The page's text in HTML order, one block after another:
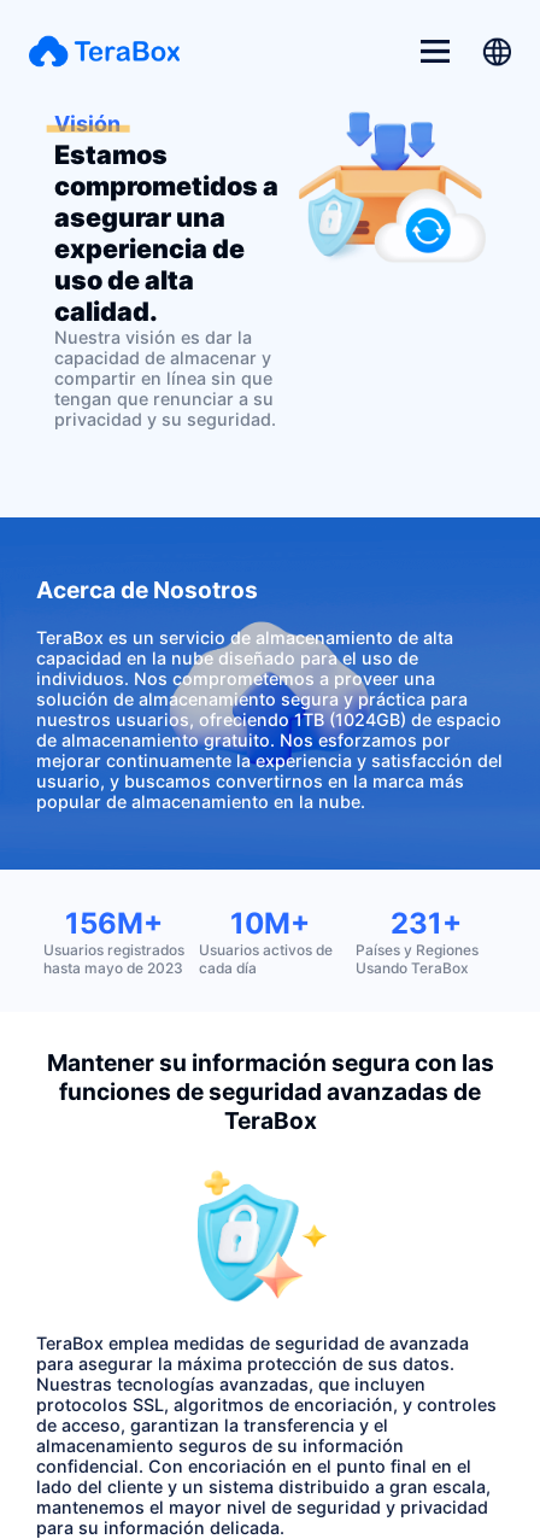
Visión
Estamos
comprometidos a
asegurar una
experiencia de
uso de alta
calidad.
Nuestra visión es dar la
capacidad de almacenar y
compartir en línea sin que
tengan que renunciar a su
privacidad y su seguridad.
Acerca de Nosotros
TeraBox es un servicio de almacenamiento de alta
capacidad en la nube diseñado para el uso de
individuos. Nos comprometemos a proveer una
solución de almacenamiento segura y práctica para
nuestros usuarios, ofreciendo 1TB (1024GB) de espacio
de almacenamiento gratuito. Nos esforzamos por
mejorar continuamente la experiencia y satisfacción del
usuario, y buscamos convertirnos en la marca más
popular de almacenamiento en la nube.
156M+
Usuarios registrados
hasta mayo de 2023
10M+
Usuarios activos de
cada día
231+
Países y Regiones
Usando TeraBox
Mantener su información segura con las
funciones de seguridad avanzadas de
TeraBox
TeraBox emplea medidas de seguridad de avanzada
para asegurar la máxima protección de sus datos.
Nuestras tecnologías avanzadas, que incluyen
protocolos SSL, algoritmos de encoriación, y controles
de acceso, garantizan la transferencia y el
almacenamiento seguros de su información
confidencial. Con encoriación en el punto final en el
lado del cliente y un sistema distribuido a gran escala,
mantenemos el mayor nivel de seguridad y privacidad
para su información delicada.